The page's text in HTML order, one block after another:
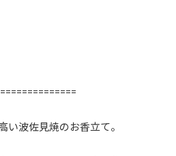
い波佐見焼のお香立て。